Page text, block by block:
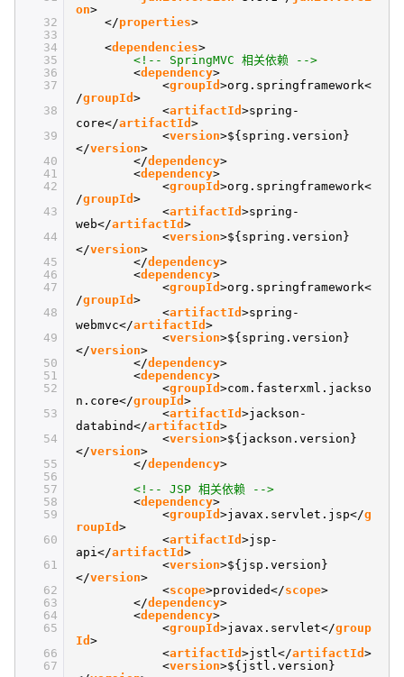
32
33
34
35
36
37
38
39
40
41
42
43
44
45
46
47
48
49
50
51
52
53
54
55
56
57
58
59
60
61
62
63
64
65
66
67
on>
</properties>
<dependencies>
<!-- SpringMVC 相关依赖 -->
<dependency>
<groupId >org.springframework<
/groupId >
<artifactId >spring-
core</artifactId >
<version>${spring.version}
</version>
</dependency>
<dependency>
<groupId >org.springframework<
/groupId >
<artifactId >spring-
web</artifactId >
<version>${spring.version}
</version>
</dependency>
<dependency>
<groupId >org.springframework<
/groupId >
<artifactId >spring-
webmvc</artifactId >
<version>${spring.version}
</version>
</dependency>
<dependency>
<groupId >com.fasterxml.jackso
n.core</groupId >
<artifactId >jackson-
databind</artifactId >
<version>${jackson.version}
</version>
</dependency>
<!-- JSP 相关依赖 -->
<dependency>
<groupId >javax.servlet.jsp</g
roupId >
<artifactId >jsp-
api</artifactId >
<version>${jsp.version}
</version>
<scope>provided</scope>
</dependency>
<dependency>
<groupId >javax.servlet</group
Id >
<artifactId >jstl</artifactId >
<version>${jstl.version}